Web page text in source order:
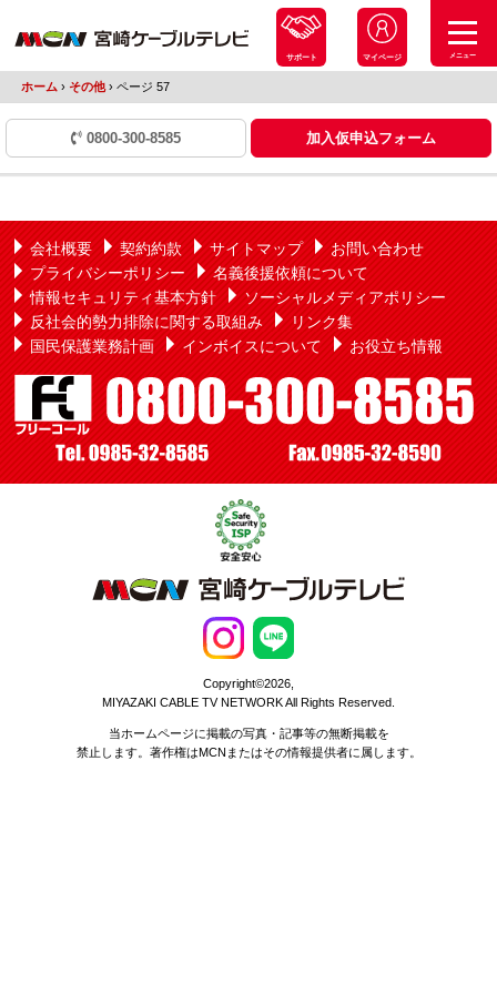
サポート マイページ メニュー
ホーム › その他 ›ページ 57
0800-300-8585 加入仮申込フォーム
会社概要 契約約款 サイトマップ
お問い合わせ
プライバシーポリシー
名義後援依頼について
情報セキュリティ基本方針
ソーシャルメディアポリシー
反社会的勢力排除に関する取組み
リンク集
国民保護業務計画
インボイスについて お役立ち情報
Copyright©2026,
MIYAZAKI CABLE TV NETWORK All Rights Reserved.
当ホームページに掲載の写真・記事等の無断掲載を
禁止します。著作権はMCNまたはその情報提供者に属します。